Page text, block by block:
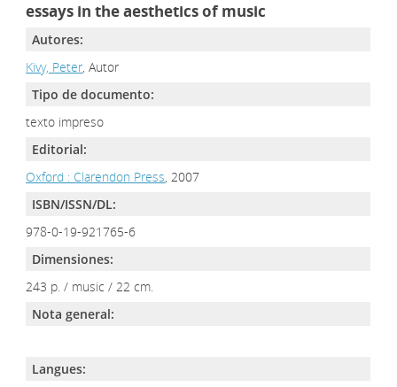
essays in the aesthetics of music
Autores:
Kivy, Peter, Autor
Tipo de documento:
texto impreso
Editorial:
Oxford : Clarendon Press, 2007
ISBN/ISSN/DL:
978-0-19-921765-6
Dimensiones:
243 p. / music / 22 cm.
Nota general:
Langues: